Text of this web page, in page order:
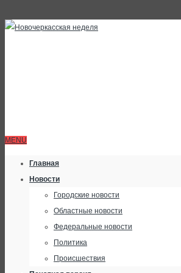
MENU
Главная
Новости
Городские новости
Областные новости
Федеральные новости
Политика
Происшествия